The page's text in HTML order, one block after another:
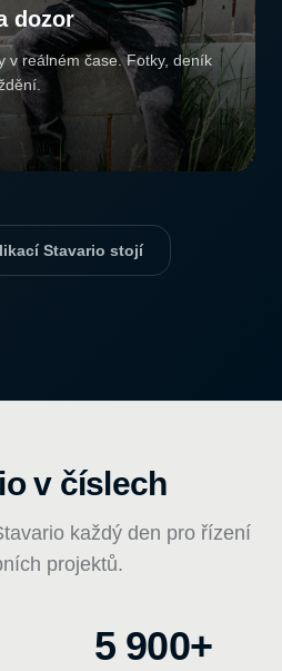
dozor
v reálném čase. Fotky, deník
Stavario stojí
v číslech
každý den pro řízení
projektů.
5 900+